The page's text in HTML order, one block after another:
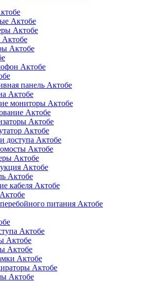
Актобе
Актобе
Актобе
Актобе
Актобе
панель Актобе
Актобе
мониторы Актобе
Актобе
Актобе
Актобе
доступа Актобе
Актобе
Актобе
Актобе
Актобе
кабеля Актобе
питания Актобе
Актобе
Актобе
Актобе
Актобе
Актобе
Актобе